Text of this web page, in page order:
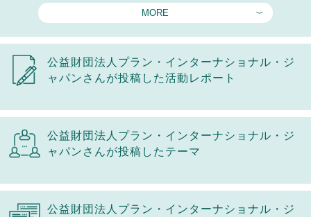
MORE
公益財団法人プラン・インターナショナル・ジ
ャパンさんが投稿した活動レポート
公益財団法人プラン・インターナショナル・ジ
ャパンさんが投稿したテーマ
公益財団法人プラン・インターナショナル・ジ